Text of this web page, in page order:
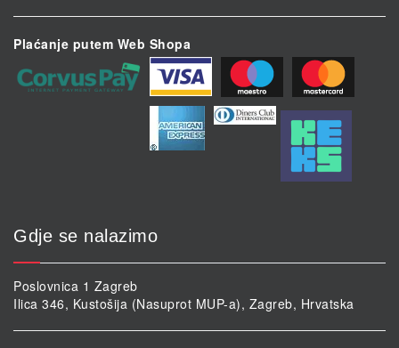
Plaćanje putem Web Shopa
Gdje se nalazimo
Poslovnica 1 Zagreb
Ilica 346, Kustošija (Nasuprot MUP-a), Zagreb, Hrvatska